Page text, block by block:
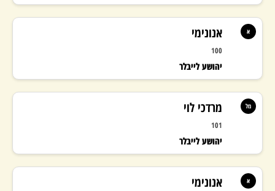
אנונימי
100
יהושע לייבלר
א
מרדכי לוי
101
יהושע לייבלר
מל
אנונימי א